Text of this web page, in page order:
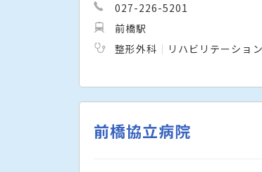
027-226-5201
前橋駅
整形外科
リハビリテーショ
前橋協立病院